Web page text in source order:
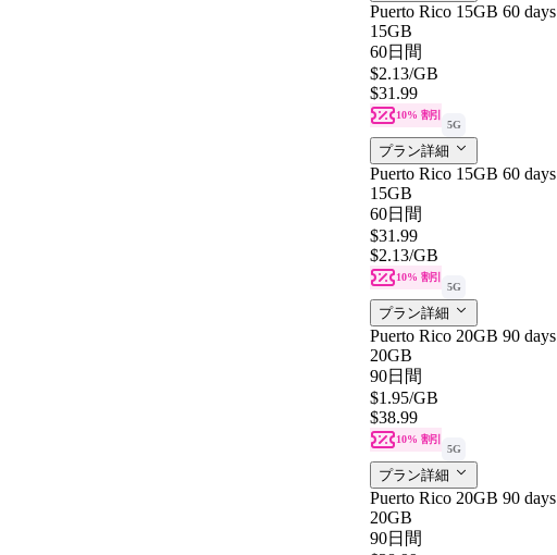
Puerto Rico 15GB 60 days
15GB
60日間
$2.13/GB
$31.99
10% 割引
5G
プラン詳細
Puerto Rico 15GB 60 days
15GB
60日間
$31.99
$2.13/GB
10% 割引
5G
プラン詳細
Puerto Rico 20GB 90 days
20GB
90日間
$1.95/GB
$38.99
10% 割引
5G
プラン詳細
Puerto Rico 20GB 90 days
20GB
90日間